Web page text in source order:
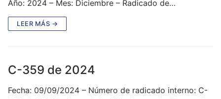
Año: 2024 – Mes: Diciembre – Radicado de…
LEER MÁS →
C-359 de 2024
Fecha: 09/09/2024 – Número de radicado interno: C-